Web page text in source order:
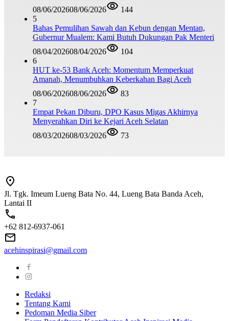
08/06/202608/06/2026
144
5
Bahas Pemulihan Sawah dan Kebun dengan Mentan,
Gubernur Mualem: Kami Butuh Dukungan Pak Menteri
08/04/202608/04/2026
104
6
HUT ke-53 Bank Aceh: Momentum Memperkuat
Amanah, Menumbuhkan Keberkahan Bagi Aceh
08/06/202608/06/2026
83
7
Empat Pekan Diburu, DPO Kasus Migas Akhirnya
Menyerahkan Diri ke Kejari Aceh Selatan
08/03/202608/03/2026 73
Jl. Tgk. Imeum Lueng Bata No. 44, Lueng Bata Banda Aceh,
Lantai II
+62 812-6937-061
acehinspirasi@gmail.com
Redaksi
Tentang Kami
Pedoman Media Siber